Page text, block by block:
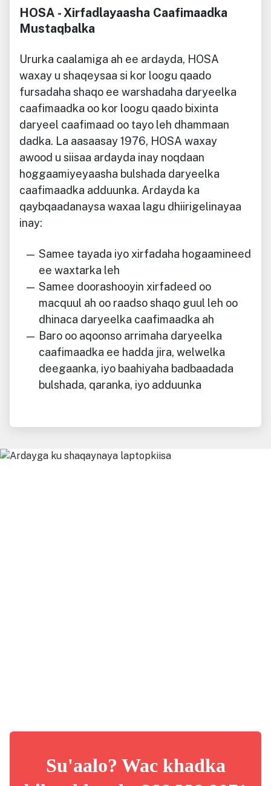
HOSA - Xirfadlayaasha Caafimaadka
Mustaqbalka
Ururka caalamiga ah ee ardayda, HOSA
waxay u shaqeysaa si kor loogu qaado
fursadaha shaqo ee warshadaha daryeelka
caafimaadka oo kor loogu qaado bixinta
daryeel caafimaad oo tayo leh dhammaan
dadka. La aasaasay 1976, HOSA waxay
awood u siisaa ardayda inay noqdaan
hoggaamiyeyaasha bulshada daryeelka
caafimaadka adduunka. Ardayda ka
qaybqaadanaysa waxaa lagu dhiirigelinayaa
inay:
Samee tayada iyo xirfadaha hogaamineed
ee waxtarka leh
Samee doorashooyin xirfadeed oo
macquul ah oo raadso shaqo guul leh oo
dhinaca daryeelka caafimaadka ah
Baro oo aqoonso arrimaha daryeelka
caafimaadka ee hadda jira, welwelka
deegaanka, iyo baahiyaha badbaadada
bulshada, qaranka, iyo adduunka
Su'aalo? Wac khadka